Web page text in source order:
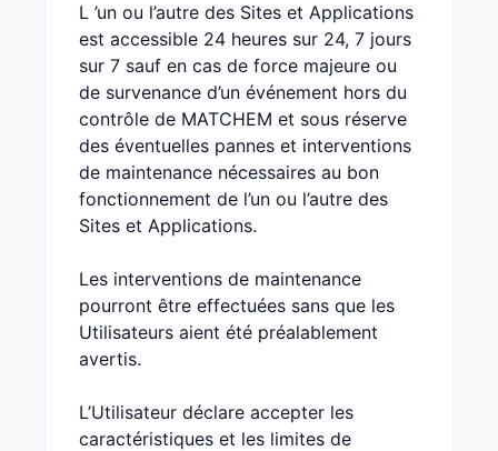
L ’un ou l’autre des Sites et Applications
est accessible 24 heures sur 24, 7 jours
sur 7 sauf en cas de force majeure ou
de survenance d’un événement hors du
contrôle de MATCHEM et sous réserve
des éventuelles pannes et interventions
de maintenance nécessaires au bon
fonctionnement de l’un ou l’autre des
Sites et Applications.
Les interventions de maintenance
pourront être effectuées sans que les
Utilisateurs aient été préalablement
avertis.
L’Utilisateur déclare accepter les
caractéristiques et les limites de